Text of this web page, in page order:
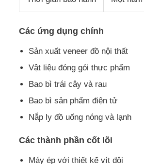
Đường xách vít đôi
Dây chuyền đồng đùn tấm nhiều lớp
Dòng sản xuất veneer
Dây chuyền đùn tấm PMMA GPPS
Các ứng dụng chính
Sản xuất veneer đồ nội thất
Vật liệu đóng gói thực phẩm
Bao bì trái cây và rau
Bao bì sản phẩm điện tử
Nắp ly đồ uống nóng và lạnh
Các thành phần cốt lõi
Máy ép với thiết kế vít đôi